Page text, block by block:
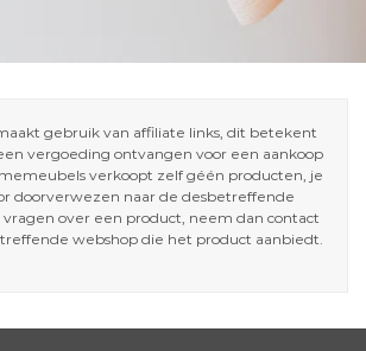
gebruik van affiliate links, dit betekent
vergoeding ontvangen voor een aankoop
verkoopt zelf géén producten, je
doorverwezen naar de desbetreffende
vragen over een product, neem dan contact
webshop die het product aanbiedt.